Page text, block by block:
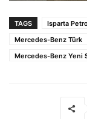
TAGS Isparta
Mercedes-Benz Türk
Mercedes-Benz Yeni